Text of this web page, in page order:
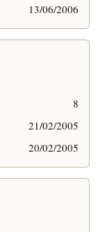
13/06/2006
8
21/02/2005
20/02/2005